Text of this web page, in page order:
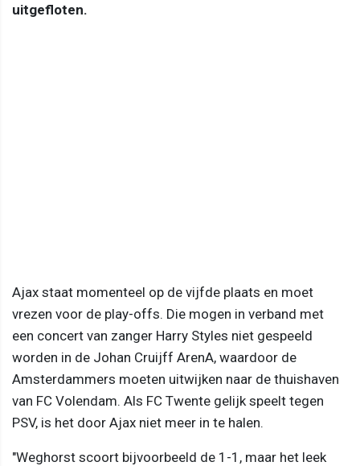
uitgefloten.
Ajax staat momenteel op de vijfde plaats en moet
vrezen voor de play-offs. Die mogen in verband met
een concert van zanger Harry Styles niet gespeeld
worden in de Johan Cruijff ArenA, waardoor de
Amsterdammers moeten uitwijken naar de thuishaven
van FC Volendam. Als FC Twente gelijk speelt tegen
PSV, is het door Ajax niet meer in te halen.
"Weghorst scoort bijvoorbeeld de 1-1, maar het leek